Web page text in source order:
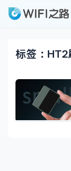
标签：HT2